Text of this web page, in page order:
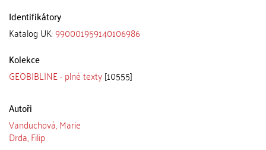
Identifikátory
Katalog UK:990001959140106986
Kolekce
GEOBIBLINE - plné texty[10555]
Autoři
Vanduchová, Marie
Drda, Filip